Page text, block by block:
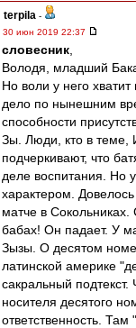
terpila -
30 июн 2019 22:37
словесник
Володя, младший
Но воли у него
дело по нынешним
способности
Зы. Люди, кто в теме,
подчеркивают, что
деле воспитания. Но
характером.
матче в
бабах! Он падает. У
Зызы. О десятом
латинской америке
сакральный
носителя десятого
ответственность. Там